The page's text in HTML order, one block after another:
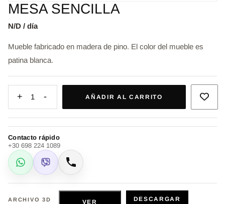
MESA SENCILLA
N/D / día
Mueble fabricado en madera de pino. El color del mueble es
patina blanca.
+ 1 - AÑADIR AL CARRITO
Contacto rápido
+30 698 224 1089
WhatsApp
Viber Llamar
ARCHIVO 3D VER DESCARGAR